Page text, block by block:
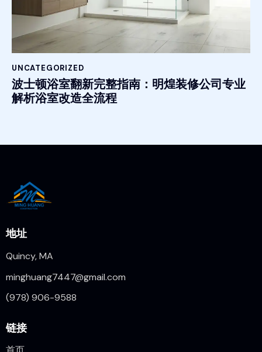
UNCATEGORIZED
波士顿浴室翻新完整指南：明煌装修公司专业
解析浴室改造全流程
地址
Quincy, MA
minghuang7447@gmail.com
(978) 906-9588
链接